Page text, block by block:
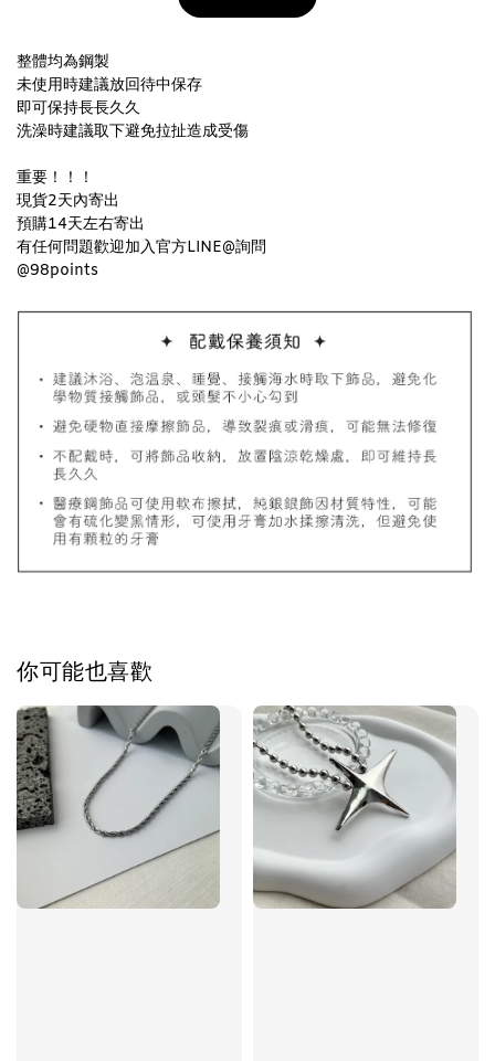
飾品收納盒加價購
質感飾品收納盒
NT$ 298
NT$ 399
- +
飾品禮物盒加價購
飾品禮物盒
整體均為鋼製
未使用時建議放回待中保存
即可保持長長久久
洗澡時建議取下避免拉扯造成受傷
重要！ ！ ！
現貨2天內寄出
預購14天左右寄出
有任何問題歡迎加入官方LINE@詢問
@98points
你可能也喜歡